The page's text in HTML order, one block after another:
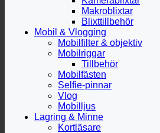
Makroblixtar
Blixttillbehör
Mobil & Vlogging
Mobilfilter & objektiv
Mobilriggar
Tillbehör
Mobilfästen
Selfie-pinnar
Vlog
Mobilljus
Lagring & Minne
Kortläsare